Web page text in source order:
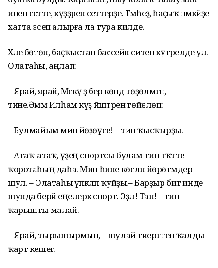
инеп сәсәтте, күҙҙәрен әсеттер­ҙе. Тәмһеҙ, һаҫыҡ нәмәкәйҙе
хатта эсеп алырға ла тура килде.
Хәле бөтөп, баҫҡыстан бассейн ситенә күтәрелде ул.
Олатаһы, аңлап:
– Ярай, ярай, Мәскәү ҙә бер көндә төҙөлмәгән, –
тине.Әммә Илһам күҙ йәштәренә төйөлөп:
– Булмайым мин йөҙөүсе! – тип ҡысҡырҙы.
– Атаҡ-атаҡ, үҙең спортсы булам тип тәҡәтте
ҡоротаһың даһа. Мин һине көсләп йөрөтәмдер
шул. – Олатаһы үпкәләп ҡуйҙы.– Барҙыр бит инде
шунда берәй еңелерәк спорт. Эҙлә! Тап! – тип
ҡарышты малай.
– Ярай, тырышырмын, – шулай тиергә генә ҡалды
ҡарт кешегә.